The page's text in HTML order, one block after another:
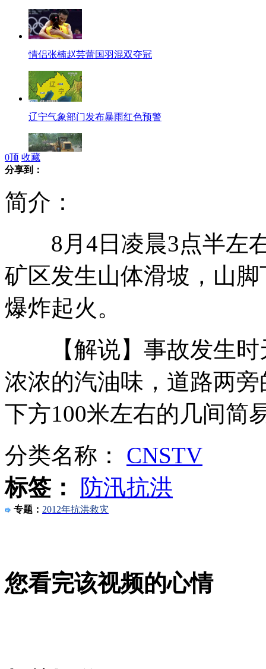
情侣张楠赵芸蕾国羽混双夺冠
辽宁气象部门发布暴雨红色预警
佟文队友:不拿冠军也是我们的英雄
山东男子改造奔驰成公厕宣传节水
女子为妈庆生快递金项链变成仨硬币
沈阳至北京天津大连部分铁路停运
女孩北京地铁殴打老人 痛下狠手拳打脚踢
0顶 收藏
分享到：
简介：
8月4日凌晨3点半左右
矿区发生山体滑坡，山
爆炸起火。
【解说】事故发生时
浓浓的汽油味，道路两
下方100米左右的几间简
分类名称： CNSTV
标签：
防汛抗洪
专题： 2012年抗洪救灾
您看完该视频的心情